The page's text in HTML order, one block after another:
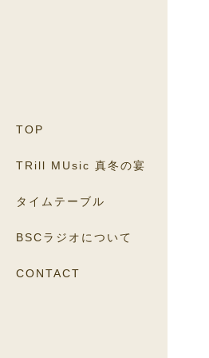
TOP
TRill MUsic 真冬の宴
タイムテーブル
BSCラジオについて
CONTACT